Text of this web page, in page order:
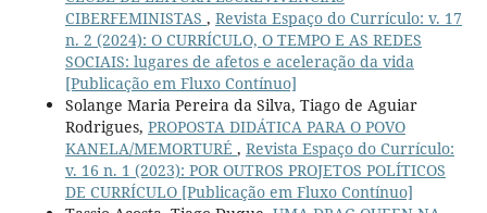
CIBERFEMINISTAS , Revista Espaço do Currículo: v. 17
n. 2 (2024): O CURRÍCULO, O TEMPO E AS REDES
SOCIAIS: lugares de afetos e aceleração da vida
[Publicação em Fluxo Contínuo]
Solange Maria Pereira da Silva, Tiago de Aguiar
Rodrigues, PROPOSTA DIDÁTICA PARA O POVO
KANELA/MEMORTURÉ , Revista Espaço do Currículo:
v. 16 n. 1 (2023): POR OUTROS PROJETOS POLÍTICOS
DE CURRÍCULO [Publicação em Fluxo Contínuo]